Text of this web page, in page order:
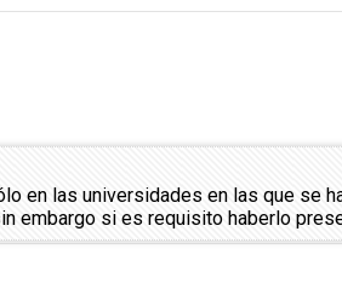
en las universidades en las que se
embargo si es requisito haberlo